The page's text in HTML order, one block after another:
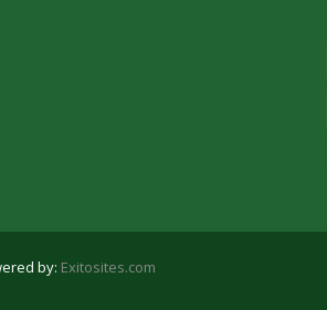
by: Exitosites.com